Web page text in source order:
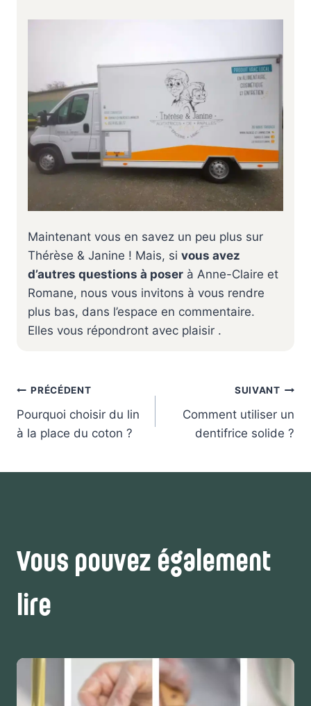
Maintenant vous en savez un peu plus sur
Thérèse & Janine ! Mais, si vous avez
d’autres questions à poser à Anne-Claire et
Romane, nous vous invitons à vous rendre
plus bas, dans l’espace en commentaire.
Elles vous répondront avec plaisir .
Navigation
de
l’article
PRÉCÉDENT
Pourquoi choisir du lin
à la place du coton ?
SUIVANT
Comment utiliser un
dentifrice solide ?
Vous pouvez également
lire